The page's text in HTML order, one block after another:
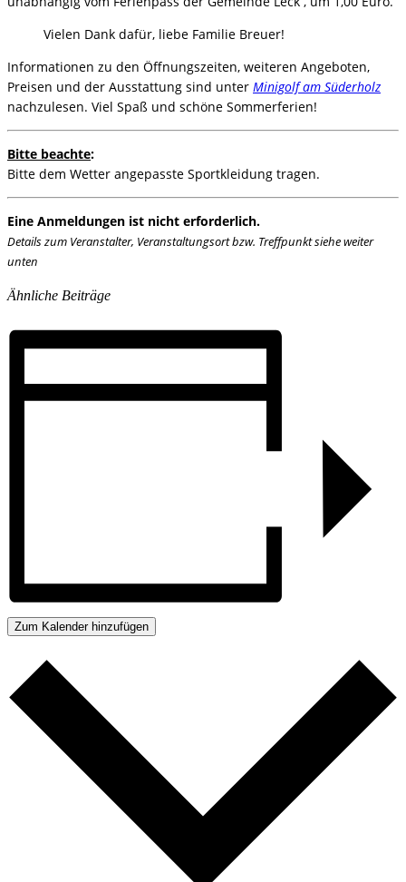
Vielen Dank dafür, liebe Familie Breuer!
Informationen zu den Öffnungszeiten, weiteren Angeboten,
Preisen und der Ausstattung sind unter Minigolf am Süderholz
nachzulesen. Viel Spaß und schöne Sommerferien!
Bitte beachte:
Bitte dem Wetter angepasste Sportkleidung tragen.
Eine Anmeldungen ist nicht erforderlich.
Details zum Veranstalter, Veranstaltungsort bzw. Treffpunkt siehe weiter
unten
Ähnliche Beiträge
Zum Kalender hinzufügen